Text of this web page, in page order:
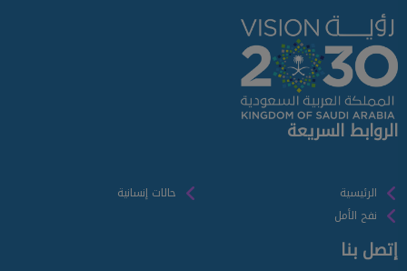
الروابط السريعة
الرئيسية
نفح الأمل
حالات إنسانية
إتصل بنا